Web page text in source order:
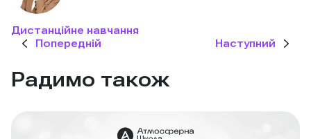
Дистанційне навчання
Попередній
Наступний
Радимо також